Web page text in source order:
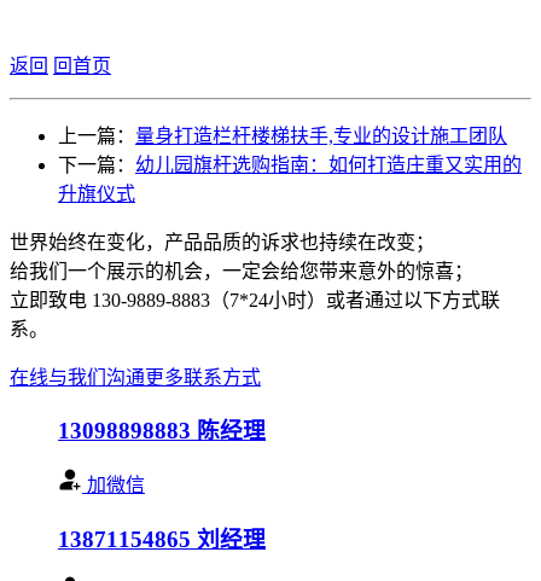
返回 回首页
上一篇： 量身打造栏杆楼梯扶手,专业的设计施工团队
下一篇： 幼儿园旗杆选购指南：如何打造庄重又实用的
升旗仪式
世界始终在变化，产品品质的诉求也持续在改变；
给我们一个展示的机会，一定会给您带来意外的惊喜；
立即致电 130-9889-8883（7*24小时）或者通过以下方式联
系。
在线与我们沟通更多联系方式
13098898883 陈经理
加微信
13871154865 刘经理